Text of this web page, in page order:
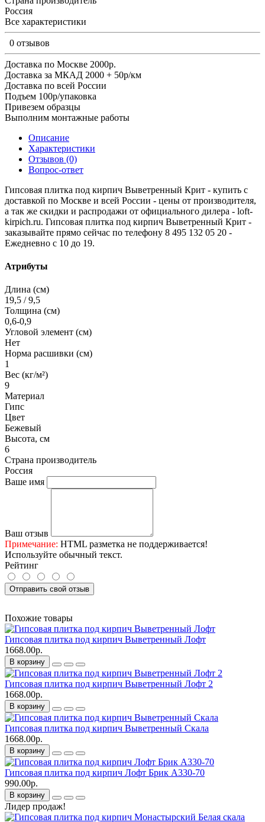
Россия
Все характеристики
0 отзывов
Доставка по Москве 2000р.
Доставка за МКАД 2000 + 50р/км
Доставка по всей России
Подъем 100р/упаковка
Привезем образцы
Выполним монтажные работы
Описание
Характеристики
Отзывов (0)
Вопрос-ответ
Гипсовая плитка под кирпич Выветренный Крит - купить с
доставкой по Москве и всей России - цены от производителя,
а так же скидки и распродажи от официального дилера - loft-
kirpich.ru. Гипсовая плитка под кирпич Выветренный Крит -
заказывайте прямо сейчас по телефону 8 495 132 05 20 -
Ежедневно с 10 до 19.
Атрибуты
Длина (см)
19,5 / 9,5
Толщина (см)
0,6-0,9
Угловой элемент (см)
Нет
Норма расшивки (см)
1
Вес (кг/м²)
9
Материал
Гипс
Цвет
Бежевый
Высота, см
6
Страна производитель
Россия
Ваше имя
Ваш отзыв
Примечание: HTML разметка не поддерживается!
Используйте обычный текст.
Рейтинг
Отправить свой отзыв
Похожие товары
Гипсовая плитка под кирпич Выветренный Лофт
1668.00р.
В корзину
Гипсовая плитка под кирпич Выветренный Лофт 2
1668.00р.
В корзину
Гипсовая плитка под кирпич Выветренный Скала
1668.00р.
В корзину
Гипсовая плитка под кирпич Лофт Брик A330-70
990.00р.
В корзину
Лидер продаж!